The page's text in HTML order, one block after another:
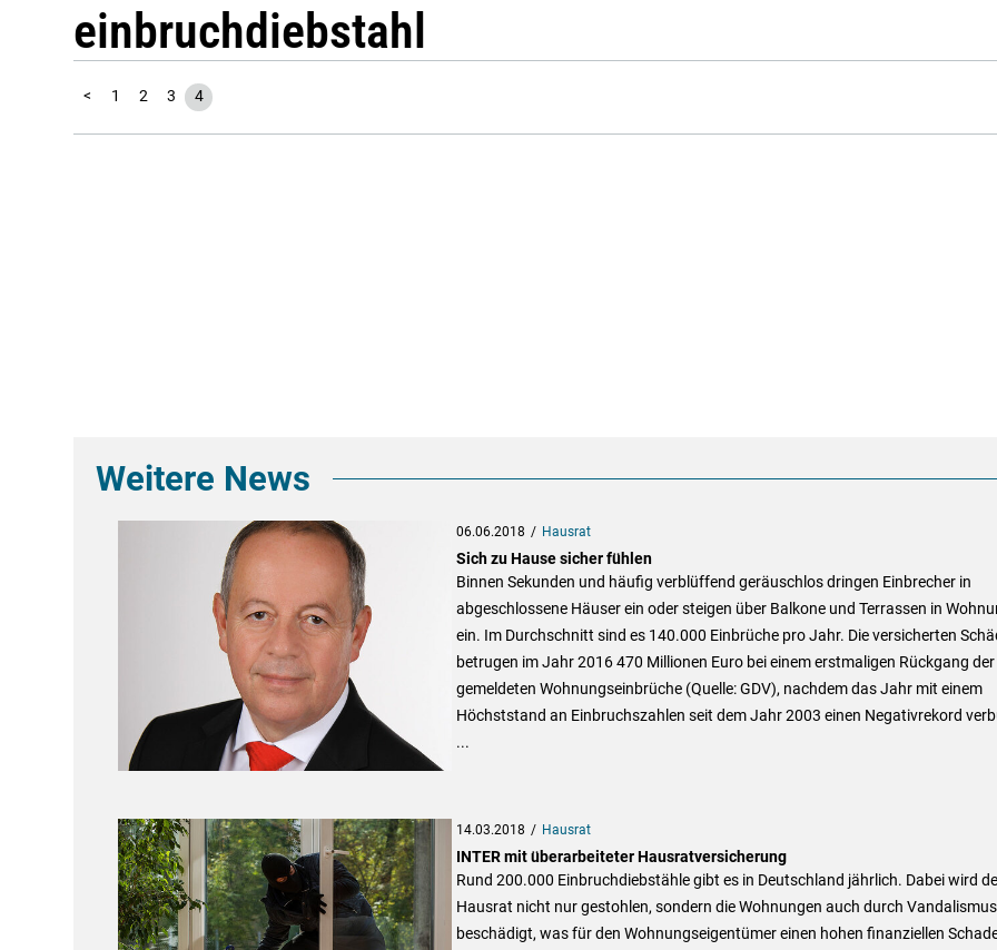
einbruchdiebstahl
< 1 2 3 4
Weitere News
06.06.2018 Hausrat
Sich zu Hause sicher fühlen
Binnen Sekunden und häufig verblüffend geräuschlos dringen Einbrecher in
abgeschlossene Häuser ein oder steigen über Balkone und Terrassen in
ein. Im Durchschnitt sind es 140.000 Einbrüche pro Jahr. Die versicherten
betrugen im Jahr 2016 470 Millionen Euro bei einem erstmaligen Rückgang der
gemeldeten Wohnungseinbrüche (Quelle: GDV), nachdem das Jahr mit einem
Höchststand an Einbruchszahlen seit dem Jahr 2003 einen Negativrekord
...
14.03.2018 Hausrat
INTER mit überarbeiteter Hausratversicherung
Rund 200.000 Einbruchdiebstähle gibt es in Deutschland jährlich. Dabei wird
Hausrat nicht nur gestohlen, sondern die Wohnungen auch durch Vandalismus
beschädigt, was für den Wohnungseigentümer einen hohen finanziellen